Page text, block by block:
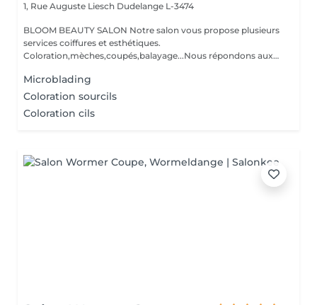
1, Rue Auguste Liesch Dudelange L-3474
BLOOM BEAUTY SALON Notre salon vous propose plusieurs
services coiffures et esthétiques.
Coloration,mèches,coupés,balayage...Nous répondons aux
Microblading
Coloration sourcils
Coloration cils